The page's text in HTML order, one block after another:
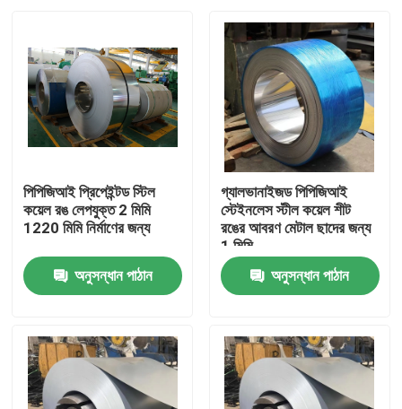
বাড়ি
পণ্য
ভিডিও
পিপিজিআই প্রিপেইন্টড স্টিল
কয়েল রঙ লেপযুক্ত 2 মিমি
1220 মিমি নির্মাণের জন্য
অনুসন্ধান পাঠান
গ্যালভানাইজড পিপিজিআই
স্টেইনলেস স্টীল কয়েল শীট
রঙের আবরণ মেটাল ছাদের জন্য
1 মিমি
অনুসন্ধান পাঠান